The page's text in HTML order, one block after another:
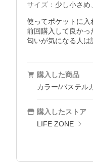
サイズ ： 少し小さめ、
使ってポケットに
前回購入して良かっ
匂いが気になる人
購入した商品
カラー/パステル
購入したストア
LIFE ZONE